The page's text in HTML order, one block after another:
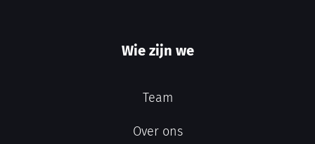
Wie zijn we
Team
Over ons